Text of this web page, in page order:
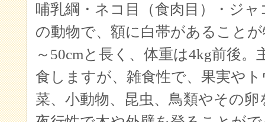
哺乳綱・ネコ目（食肉目）・ジ
の動物で、額に白帯があること
～50cmと長く、体重は4kg前後
食しますが、雑食性で、果実や
菜、小動物、昆虫、鳥類やその